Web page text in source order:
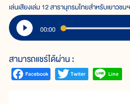
เล่นเสียงเล่ม 12 สารานุกรมไทยสำหรับเยาวช
00:00
สามารถแชร์ได้ผ่าน :